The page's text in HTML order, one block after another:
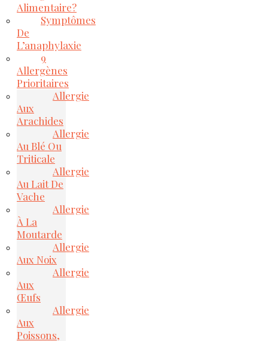
Alimentaire?
Symptômes
De
L’anaphylaxie
9
Allergènes
Prioritaires
Allergie
Aux
Arachides
Allergie
Au Blé Ou
Triticale
Allergie
Au Lait De
Vache
Allergie
À La
Moutarde
Allergie
Aux Noix
Allergie
Aux
Œufs
Allergie
Aux
Poissons,